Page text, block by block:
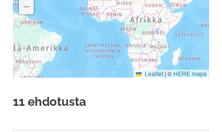
−
Leaflet | © HERE maps
11 ehdotusta